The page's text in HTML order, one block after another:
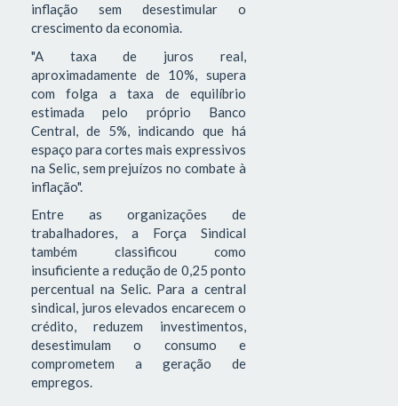
inflação sem desestimular o
crescimento da economia.
"A taxa de juros real,
aproximadamente de 10%, supera
com folga a taxa de equilíbrio
estimada pelo próprio Banco
Central, de 5%, indicando que há
espaço para cortes mais expressivos
na Selic, sem prejuízos no combate à
inflação".
Entre as organizações de
trabalhadores, a Força Sindical
também classificou como
insuficiente a redução de 0,25 ponto
percentual na Selic. Para a central
sindical, juros elevados encarecem o
crédito, reduzem investimentos,
desestimulam o consumo e
comprometem a geração de
empregos.